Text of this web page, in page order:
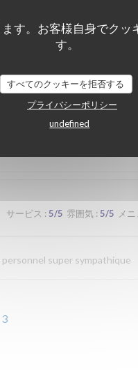
す。お客様自身でクッ
す。
すべてのクッキーを拒否する
プライバシーポリシー
undefined
/5 雰囲気
サービス:4/5 雰囲気: 4/5
サービス : 5/5 雰囲気: 5/5 メ
super sympathique
3